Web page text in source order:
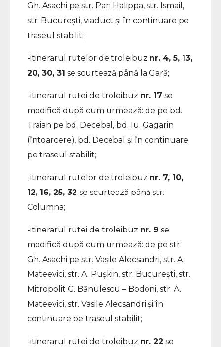
Gh. Asachi pe str. Pan Halippa, str. Ismail,
str. București, viaduct și în continuare pe
traseul stabilit;
-itinerarul rutelor de troleibuz nr. 4, 5, 13,
20, 30, 31 se scurtează până la Gară;
-itinerarul rutei de troleibuz nr. 17 se
modifică după cum urmează: de pe bd.
Traian pe bd. Decebal, bd. Iu. Gagarin
(întoarcere), bd. Decebal și în continuare
pe traseul stabilit;
-itinerarul rutelor de troleibuz nr. 7, 10,
12, 16, 25, 32 se scurtează până str.
Columna;
-itinerarul rutei de troleibuz nr. 9 se
modifică după cum urmează: de pe str.
Gh. Asachi pe str. Vasile Alecsandri, str. A.
Mateevici, str. A. Pușkin, str. București, str.
Mitropolit G. Bănulescu – Bodoni, str. A.
Mateevici, str. Vasile Alecsandri și în
continuare pe traseul stabilit;
-itinerarul rutei de troleibuz nr. 22 se